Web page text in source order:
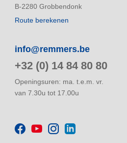
B-2280 Grobbendonk
Route berekenen
info@remmers.be
+32 (0) 14 84 80 80
Openingsuren: ma. t.e.m. vr.
van 7.30u tot 17.00u